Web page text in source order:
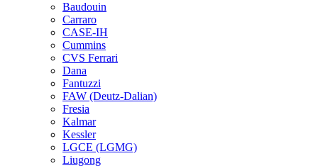
Baudouin
Carraro
CASE-IH
Cummins
CVS Ferrari
Dana
Fantuzzi
FAW (Deutz-Dalian)
Fresia
Kalmar
Kessler
LGCE (LGMG)
Liugong